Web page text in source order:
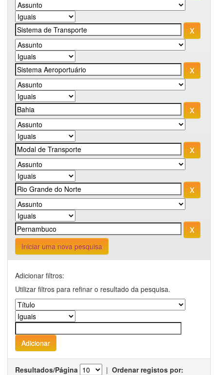
Iniciar uma nova pesquisa
Adicionar filtros:
Utilizar filtros para refinar o resultado da pesquisa.
Resultados/Página | Ordenar registos por: